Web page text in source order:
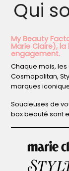
Qui
My Beauty
Marie Claire),
engagement.
Chaque mois,
Cosmopolitan,
marques
Soucieuses de
box beauté sont